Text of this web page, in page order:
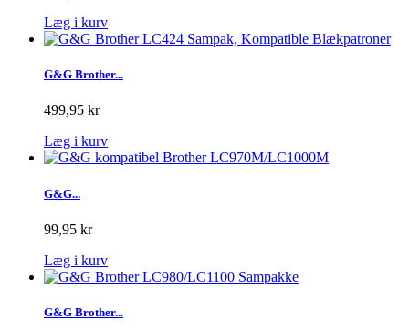
Læg i kurv
G&G Brother...
499,95 kr
Læg i kurv
G&G...
99,95 kr
Læg i kurv
G&G Brother...